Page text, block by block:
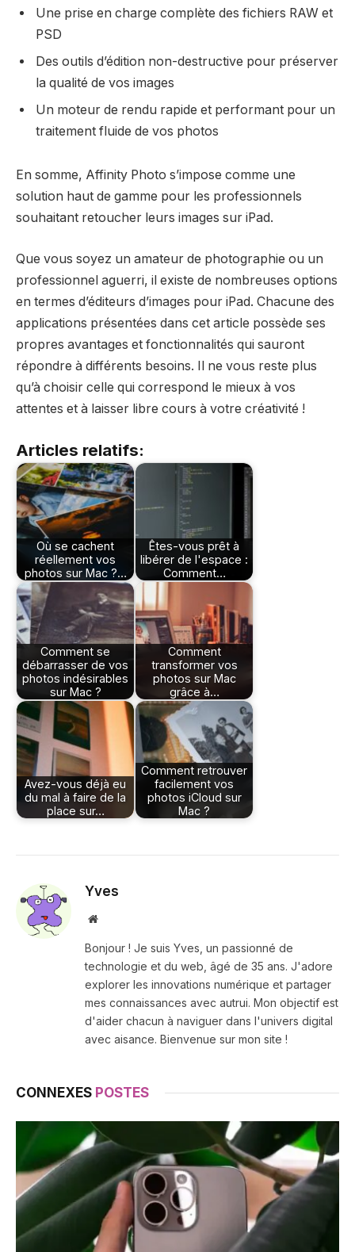
Une prise en charge complète des fichiers RAW et
PSD
Des outils d’édition non-destructive pour préserver
la qualité de vos images
Un moteur de rendu rapide et performant pour un
traitement fluide de vos photos
En somme, Affinity Photo s’impose comme une
solution haut de gamme pour les professionnels
souhaitant retoucher leurs images sur iPad.
Que vous soyez un amateur de photographie ou un
professionnel aguerri, il existe de nombreuses options
en termes d’éditeurs d’images pour iPad. Chacune des
applications présentées dans cet article possède ses
propres avantages et fonctionnalités qui sauront
répondre à différents besoins. Il ne vous reste plus
qu’à choisir celle qui correspond le mieux à vos
attentes et à laisser libre cours à votre créativité !
Articles relatifs:
Où se cachent
réellement vos
photos sur Mac ?…
Êtes-vous prêt à
libérer de l'espace :
Comment…
Comment se
débarrasser de vos
photos indésirables
sur Mac ?
Comment
transformer vos
photos sur Mac
grâce à…
Avez-vous déjà eu
du mal à faire de la
place sur…
Comment retrouver
facilement vos
photos iCloud sur
Mac ?
Yves
Site
Bonjour ! Je suis Yves, un passionné de
technologie et du web, âgé de 35 ans. J'adore
explorer les innovations numérique et partager
mes connaissances avec autrui. Mon objectif est
d'aider chacun à naviguer dans l'univers digital
avec aisance. Bienvenue sur mon site !
CONNEXES POSTES